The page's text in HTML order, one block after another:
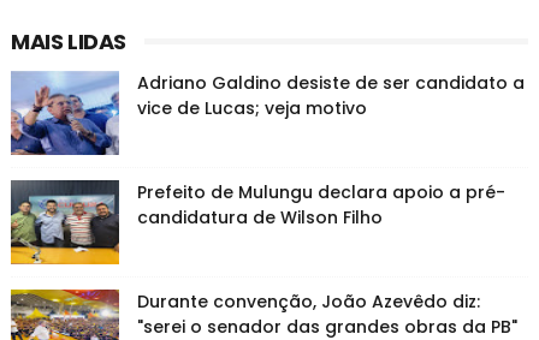
MAIS LIDAS
Adriano Galdino desiste de ser candidato a
vice de Lucas; veja motivo
Prefeito de Mulungu declara apoio a pré-
candidatura de Wilson Filho
Durante convenção, João Azevêdo diz:
"serei o senador das grandes obras da PB"